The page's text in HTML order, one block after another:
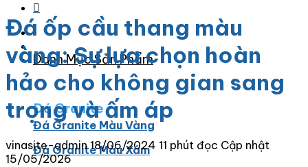
Danh Mục Sản Phẩm
Đá Granite
Đá Granite Màu Vàng
Đá Granite Màu Xám
Đá ốp cầu thang màu
vàng: Sự lựa chọn hoàn
hảo cho không gian sang
trọng và ấm áp
vinasite-admin 18/06/2024 11 phút đọc Cập nhật
15/05/2026